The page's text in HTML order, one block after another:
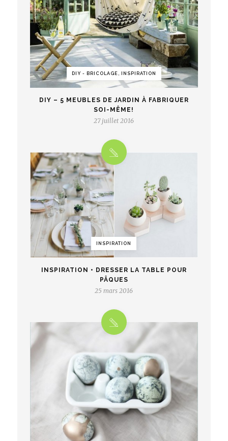
DIY - BRICOLAGE, INSPIRATION
DIY – 5 MEUBLES DE JARDIN À FABRIQUER
SOI-MÊME!
27 juillet 2016
INSPIRATION
INSPIRATION • DRESSER LA TABLE POUR
PÂQUES
25 mars 2016